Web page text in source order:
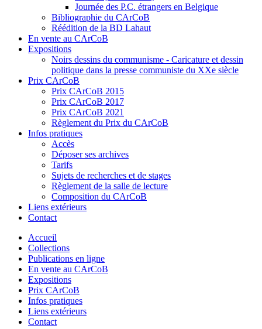
Journée des P.C. étrangers en Belgique
Bibliographie du CArCoB
Réédition de la BD Lahaut
En vente au CArCoB
Expositions
Noirs dessins du communisme - Caricature et dessin
politique dans la presse communiste du XXe siècle
Prix CArCoB
Prix CArCoB 2015
Prix CArCoB 2017
Prix CArCoB 2021
Règlement du Prix du CArCoB
Infos pratiques
Accès
Déposer ses archives
Tarifs
Sujets de recherches et de stages
Règlement de la salle de lecture
Composition du CArCoB
Liens extérieurs
Contact
Accueil
Collections
Publications en ligne
En vente au CArCoB
Expositions
Prix CArCoB
Infos pratiques
Liens extérieurs
Contact